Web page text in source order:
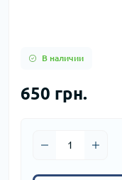
В наличии
650 грн.